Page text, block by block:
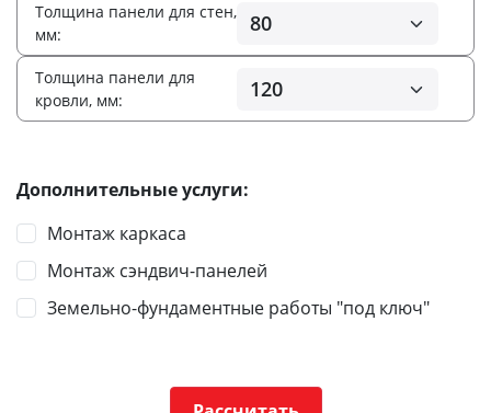
Толщина панели для стен,
мм:
Толщина панели для
кровли, мм:
Дополнительные услуги:
Монтаж каркаса
Монтаж сэндвич-панелей
Земельно-фундаментные работы "под ключ"